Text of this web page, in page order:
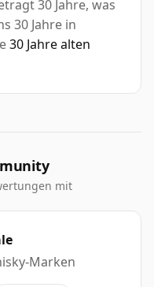
30 Jahre, was
30 Jahre in
30 Jahre alten
mit
Marken